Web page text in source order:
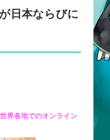
日本ならびに
界各地でのオンライン